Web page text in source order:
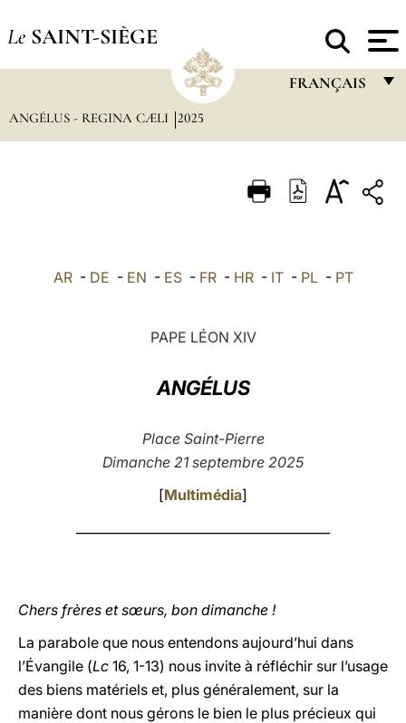
Le SAINT-SIÈGE
FRANÇAIS
ITALIANO
ANGÉLUS - REGINA CÆLI 2025
AR- DE - EN - ES- FR- HR- IT- PL- PT
PAPE LÉON XIV
ANGÉLUS
Place Saint-Pierre
Dimanche 21 septembre 2025
[Multimédia]
Chers frères et sœurs, bon dimanche !
La parabole que nous entendons aujourd’hui dans
l’Évangile (Lc 16, 1-13) nous invite à réfléchir sur l’usage
des biens matériels et, plus généralement, sur la
manière dont nous gérons le bien le plus précieux qui